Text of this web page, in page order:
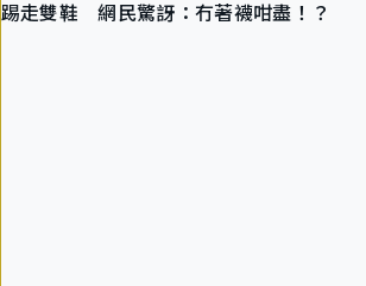
踢走雙鞋 網民驚訝：冇著襪咁盡！？